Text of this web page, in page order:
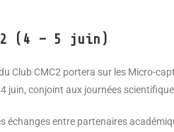
(4 – 5 juin)
Club CMC2 portera sur les Micro-
juin, conjoint aux journées
échanges entre partenaires